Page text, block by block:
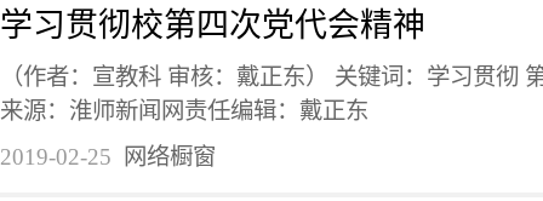
学习贯彻校第四次党代会精神
（作者：宣教科 审核：戴正东） 关键词：学习贯彻
来源：淮师新闻网责任编辑：戴正东
2019-02-25
网络橱窗